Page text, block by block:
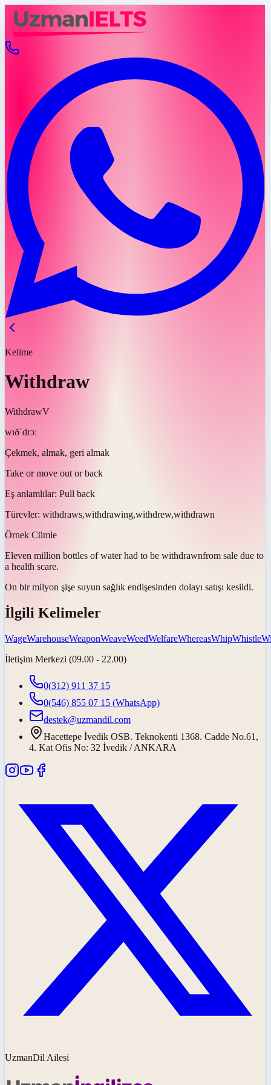
Kelime
Withdraw
WithdrawV
wɪðˈdrɔː
Çekmek, almak, geri almak
Take or move out or back
Eş anlamlılar: Pull back
Türevler: withdraws,withdrawing,withdrew,withdrawn
Örnek Cümle
Eleven million bottles of water had to be withdrawnfrom sale due to
a health scare.
On bir milyon şişe suyun sağlık endişesinden dolayı satışı kesildi.
İlgili Kelimeler
WageWarehouseWeaponWeaveWeedWelfareWhereasWhipWhistle
İletişim Merkezi (09.00 - 22.00)
0(312) 911 37 15
0(546) 855 07 15 (WhatsApp)
destek@uzmandil.com
Hacettepe İvedik OSB. Teknokenti 1368. Cadde No.61,
4. Kat Ofis No: 32 İvedik / ANKARA
UzmanDil Ailesi